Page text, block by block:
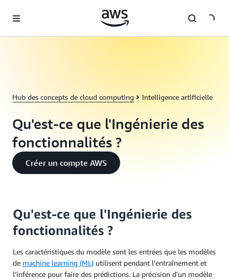
Hub des concepts de cloud computing Intelligence artificielle
Qu'est-ce que l'Ingénierie des
fonctionnalités ?
Créer un compte AWS
Qu'est-ce que l'Ingénierie des
fonctionnalités ?
Les caractéristiques du modèle sont les entrées que les modèles
de machine learning (ML) utilisent pendant l’entraînement et
l’inférence pour faire des prédictions. La précision d'un modèle